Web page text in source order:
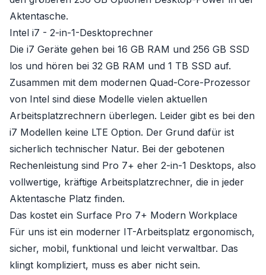
Aktentasche.
Intel i7 - 2-in-1-Desktoprechner
Die i7 Geräte gehen bei 16 GB RAM und 256 GB SSD
los und hören bei 32 GB RAM und 1 TB SSD auf.
Zusammen mit dem modernen Quad-Core-Prozessor
von Intel sind diese Modelle vielen aktuellen
Arbeitsplatzrechnern überlegen. Leider gibt es bei den
i7 Modellen keine LTE Option. Der Grund dafür ist
sicherlich technischer Natur. Bei der gebotenen
Rechenleistung sind Pro 7+ eher 2-in-1 Desktops, also
vollwertige, kräftige Arbeitsplatzrechner, die in jeder
Aktentasche Platz finden.
Das kostet ein Surface Pro 7+ Modern Workplace
Für uns ist ein moderner IT-Arbeitsplatz ergonomisch,
sicher, mobil, funktional und leicht verwaltbar. Das
klingt kompliziert, muss es aber nicht sein.